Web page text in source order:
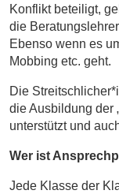
Konflikt beteiligt,
die
Ebenso wenn es
Mobbing etc. geht.
Die
die Ausbildung der
unterstützt und
Wer ist
Jede Klasse der